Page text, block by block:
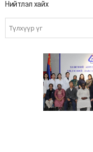
Нийтлэл хайх